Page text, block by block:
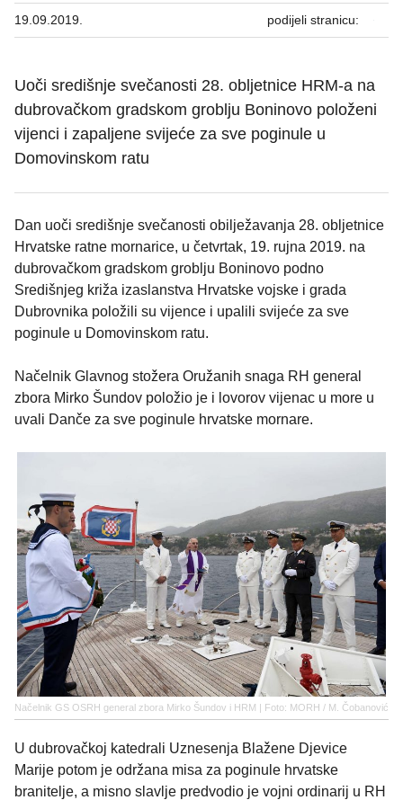
19.09.2019. podijeli stranicu:
Uoči središnje svečanosti 28. obljetnice HRM-a na
dubrovačkom gradskom groblju Boninovo položeni
vijenci i zapaljene svijeće za sve poginule u
Domovinskom ratu
Dan uoči središnje svečanosti obilježavanja 28. obljetnice
Hrvatske ratne mornarice, u četvrtak, 19. rujna 2019. na
dubrovačkom gradskom groblju Boninovo podno
Središnjeg križa izaslanstva Hrvatske vojske i grada
Dubrovnika položili su vijence i upalili svijeće za sve
poginule u Domovinskom ratu.
Načelnik Glavnog stožera Oružanih snaga RH general
zbora Mirko Šundov položio je i lovorov vijenac u more u
uvali Danče za sve poginule hrvatske mornare.
Načelnik GS OSRH general zbora Mirko Šundov i HRM | Foto: MORH / M. Čobanović
U dubrovačkoj katedrali Uznesenja Blažene Djevice
Marije potom je održana misa za poginule hrvatske
branitelje, a misno slavlje predvodio je vojni ordinarij u RH